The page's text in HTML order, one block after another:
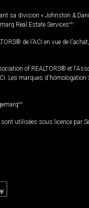
sa division « Johnston &
Real Estate ServicesMD
de l'ACI en vue de
of REALTORS® et
Les marques
MD
utilisées sous licence par